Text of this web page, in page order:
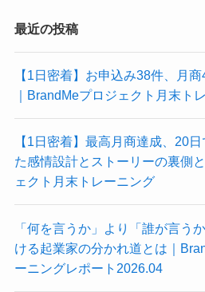
最近の投稿
【1日密着】お申込み38件、月
｜BrandMeプロジェクト月末ト
【1日密着】最高月商達成、20
た感情設計とストーリーの裏側
ェクト月末トレーニング
「何を言うか」より「誰が言う
ける起業家の分かれ道とは｜
ーニングレポート2026.04